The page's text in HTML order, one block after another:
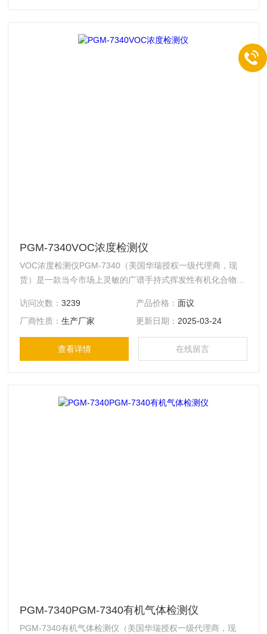
PGM-7340VOC浓度检测仪
VOC浓度检测仪PGM-7340（美国华瑞授权一级代理商，现
货）是一款当今市场上灵敏的广谱手持式挥发性有机化合物
（PID），提高了检测精度和响应时间，检测范围达到1ppb-
10000ppm，通过无线模块可以实现与控制台的无线数据传输
和远程监控。PGM-7340可广泛应用在环保、职业卫生健康、
应急救援、工业安全、石油石化等行业。
访问次数：3239 产品价格： 面议
厂商性质：生产厂家 更新日期： 2025-03-24
查看详情 在线留言
PGM-7340PGM-7340有机气体检测仪
PGM-7340有机气体检测仪（美国华瑞授权一级代理商，现